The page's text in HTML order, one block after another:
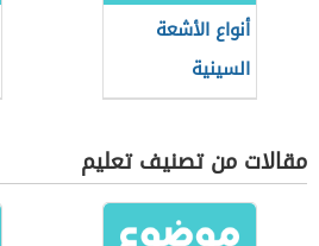
أنواع الأشعة
السينية
مقالات من تصنيف تعليم